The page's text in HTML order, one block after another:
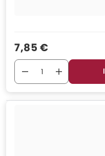
Verkaufspreis
7,85 €